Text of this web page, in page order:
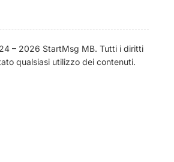
– 2026 StartMsg MB. Tutti i diritti
qualsiasi utilizzo dei contenuti.